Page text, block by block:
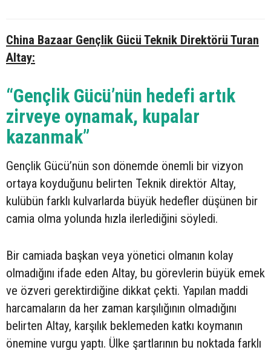
China Bazaar Gençlik Gücü Teknik Direktörü Turan
Altay:
“Gençlik Gücü’nün hedefi artık
zirveye oynamak, kupalar
kazanmak”
Gençlik Gücü’nün son dönemde önemli bir vizyon
ortaya koyduğunu belirten Teknik direktör Altay,
kulübün farklı kulvarlarda büyük hedefler düşünen bir
camia olma yolunda hızla ilerlediğini söyledi.
Bir camiada başkan veya yönetici olmanın kolay
olmadığını ifade eden Altay, bu görevlerin büyük emek
ve özveri gerektirdiğine dikkat çekti. Yapılan maddi
harcamaların da her zaman karşılığının olmadığını
belirten Altay, karşılık beklemeden katkı koymanın
önemine vurgu yaptı. Ülke şartlarının bu noktada farklı